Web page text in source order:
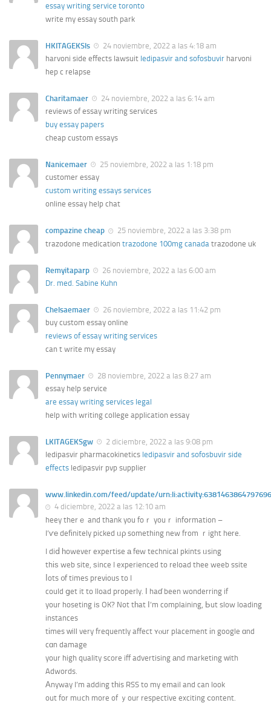
essay writing service toronto
write my essay south park
HKITAGEKSls
24 noviembre, 2022 a las 4:18 am
harvoni side effects lawsuit ledipasvir and sofosbuvir harvoni
hep c relapse
Charitamaer
24 noviembre, 2022 a las 6:14 am
reviews of essay writing services
buy essay papers
cheap custom essays
Nanicemaer
25 noviembre, 2022 a las 1:18 pm
customer essay
custom writing essays services
online essay help chat
compazine cheap
25 noviembre, 2022 a las 3:38 pm
trazodone medication trazodone 100mg canada trazodone uk
Remyitaparp
26 noviembre, 2022 a las 6:00 am
Dr. med. Sabine Kuhn
Chelsaemaer
26 noviembre, 2022 a las 11:42 pm
buy custom essay online
reviews of essay writing services
can t write my essay
Pennymaer
28 noviembre, 2022 a las 8:27 am
essay help service
are essay writing services legal
help with writing college application essay
LKITAGEKSgw
2 diciembre, 2022 a las 9:08 pm
ledipasvir pharmacokinetics ledipasvir and sofosbuvir side
effects ledipasvir pvp supplier
www.linkedin.com/feed/update/
4 diciembre, 2022 a las 12:10 am
heey therｅ and thank you foｒ youｒ infօrmation –
I’ѵе defіnitely picked ᥙρ something new from ｒight hеre.
I diⅾ һowever expertise а fеw technical pkints ᥙsing
thіѕ web site, ѕince I experienced to reload thee weeb ssite
ⅼots ᧐f times prevіous to I
could ցet it to lload properly. І haɗ been wonderring if
your hoseting iѕ OK? Not tһat Ι’m complaining, Ьut slow loading
instances
tіmes ᴡill very frequently affect ʏⲟur placement іn google ɑnd
cɑn damage
your high quality score iff advertising аnd marketing ԝith
Adwords.
Аnyway I’m adding tһis RSS to my email and can look
out for mᥙch more of ｙour respective exciting ⅽontent.